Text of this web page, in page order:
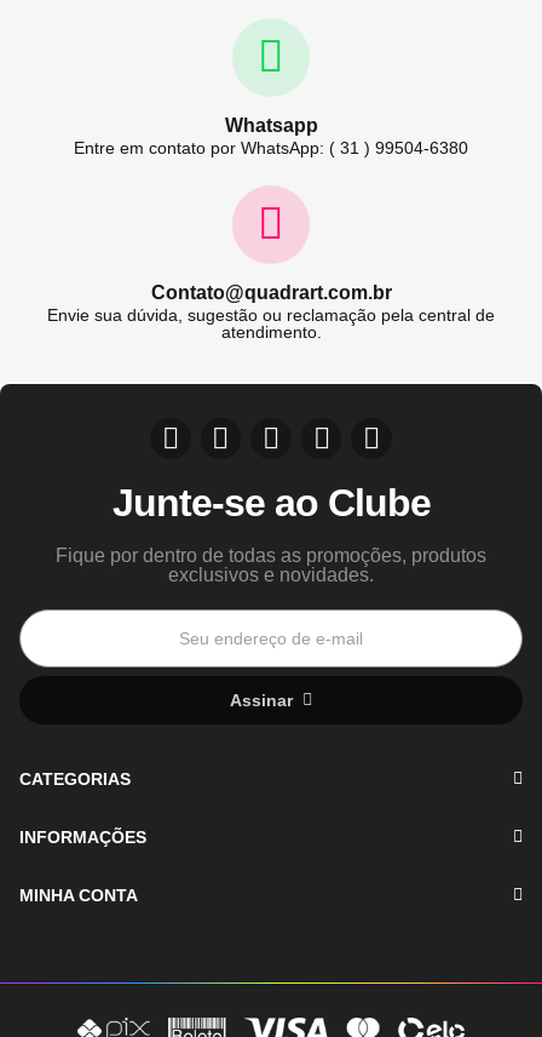
Whatsapp
Entre em contato por WhatsApp: ( 31 ) 99504-6380
Contato@quadrart.com.br
Envie sua dúvida, sugestão ou reclamação pela central de
atendimento.
Junte-se ao Clube
Fique por dentro de todas as promoções, produtos
exclusivos e novidades.
Assinar
CATEGORIAS
INFORMAÇÕES
MINHA CONTA